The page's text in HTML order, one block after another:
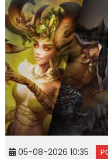
05-08-2026 10:35